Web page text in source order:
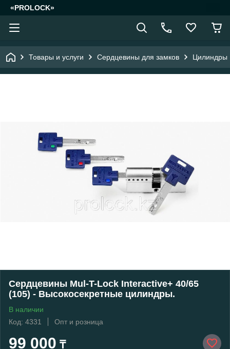
«PROLOCK»
Товары и услуги Сердцевины для замков Цилиндры
Сердцевины Mul-T-Lock Interactive+ 40/65
(105) - Высокосекретные цилиндры.
В наличии
Код: 4331
Опт и розница
99 000 ₸